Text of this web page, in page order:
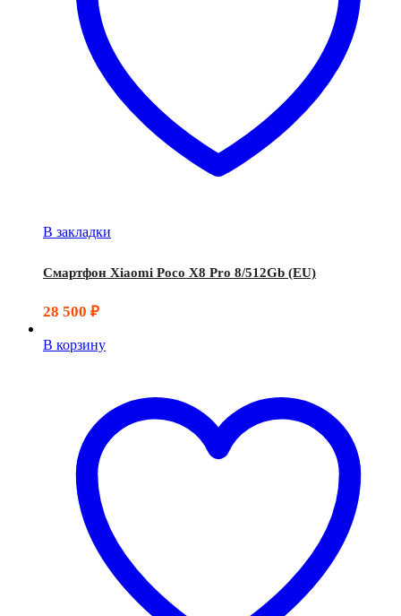
В закладки
Смартфон Xiaomi Poco X8 Pro 8/512Gb (EU)
28 500 ₽
В корзину